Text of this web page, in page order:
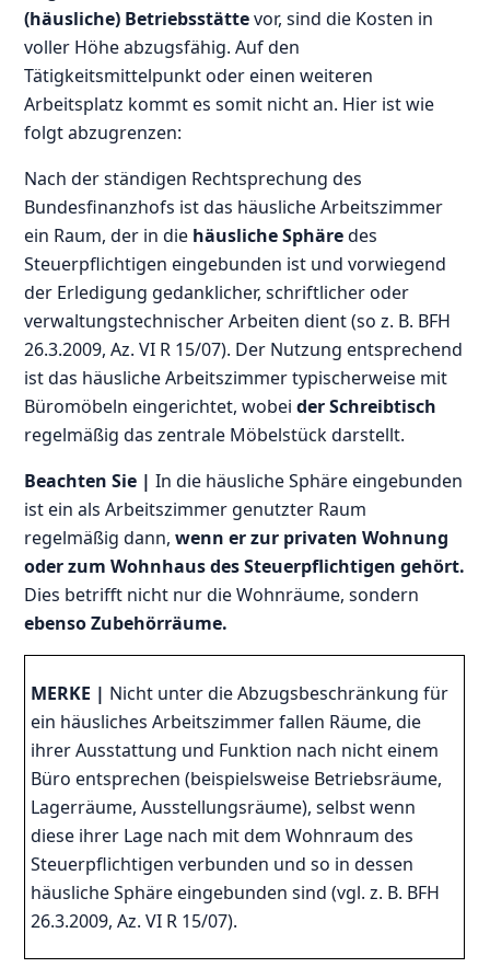
(häusliche) Betriebsstättevor, sind die Kosten in
voller Höhe abzugsfähig. Auf den
Tätigkeitsmittelpunkt oder einen weiteren
Arbeitsplatz kommt es somit nicht an. Hier ist wie
folgt abzugrenzen:
Nach der ständigen Rechtsprechung des
Bundesfinanzhofs ist das häusliche Arbeitszimmer
ein Raum, der in die häusliche Sphäredes
Steuerpflichtigen eingebunden ist und vorwiegend
der Erledigung gedanklicher, schriftlicher oder
verwaltungstechnischer Arbeiten dient (so z. B. BFH
26.3.2009, Az. VI R 15/07). Der Nutzung entsprechend
ist das häusliche Arbeitszimmer typischerweise mit
Büromöbeln eingerichtet, wobeider Schreibtisch
regelmäßig das zentrale Möbelstück darstellt.
Beachten Sie |In die häusliche Sphäre eingebunden
ist ein als Arbeitszimmer genutzter Raum
regelmäßig dann,wenn er zur privaten Wohnung
oder zum Wohnhaus des Steuerpflichtigen gehört.
Dies betrifft nicht nur die Wohnräume, sondern
ebenso Zubehörräume.
MERKE | Nicht unter die Abzugsbeschränkung für
ein häusliches Arbeitszimmer fallen Räume, die
ihrer Ausstattung und Funktion nach nicht einem
Büro entsprechen (beispielsweise Betriebsräume,
Lagerräume, Ausstellungsräume), selbst wenn
diese ihrer Lage nach mit dem Wohnraum des
Steuerpflichtigen verbunden und so in dessen
häusliche Sphäre eingebunden sind (vgl. z. B. BFH
26.3.2009, Az. VI R 15/07).